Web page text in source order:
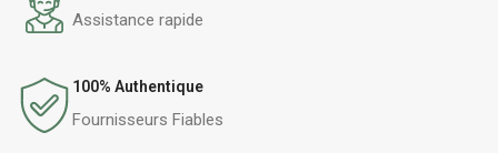
Assistance rapide
100% Authentique
Fournisseurs Fiables